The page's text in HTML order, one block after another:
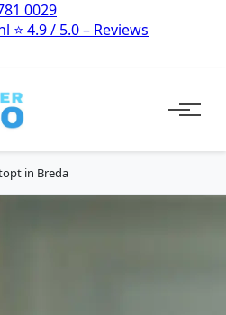
0029
⭐ 4.9 / 5.0 – Reviews
in Breda